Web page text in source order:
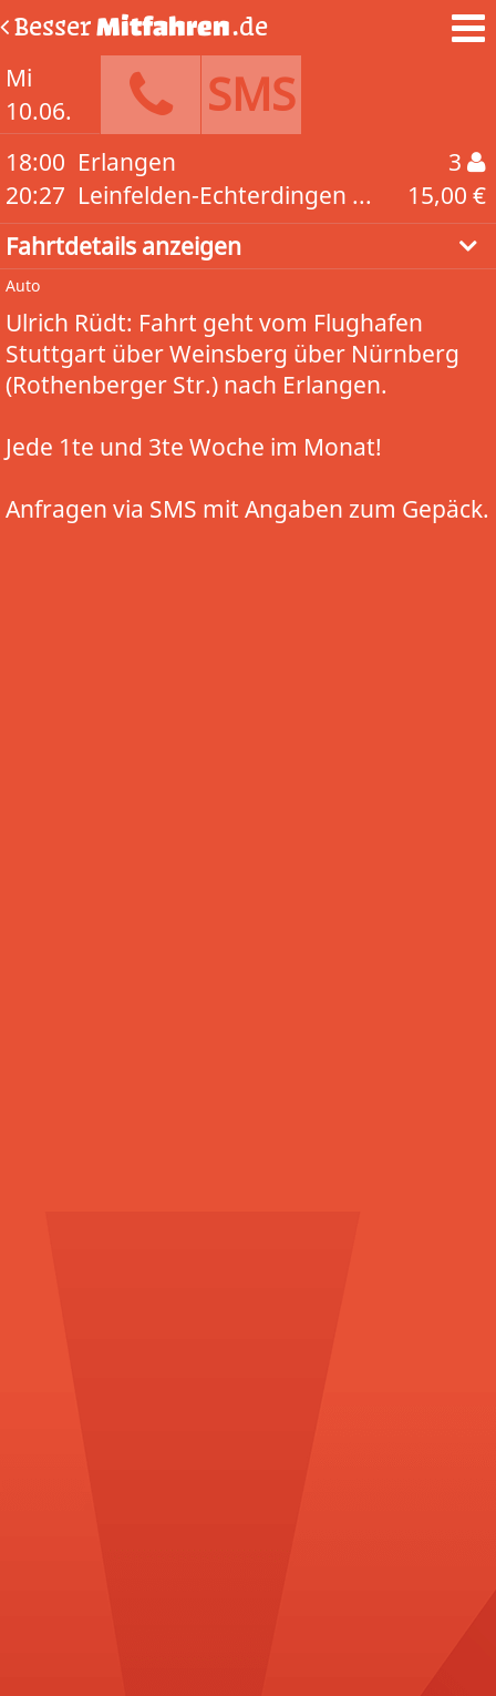
BesserMitfahren.de
Mi
10.06.
SMS
18:00
20:27
Erlangen
Leinfelden-Echterdingen ...
3
15,00 €
Fahrtdetails anzeigen
Auto
Ulrich Rüdt: Fahrt geht vom Flughafen
Stuttgart über Weinsberg über Nürnberg
(Rothenberger Str.) nach Erlangen.
Jede 1te und 3te Woche im Monat!
Anfragen via SMS mit Angaben zum Gepäck.